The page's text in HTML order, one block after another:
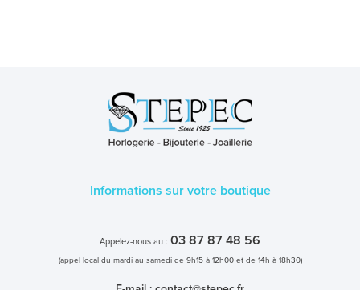
Informations sur votre boutique
Appelez-nous au : 03 87 87 48 56
(appel local du mardi au samedi de 9h15 à 12h00 et de 14h à 18h30)